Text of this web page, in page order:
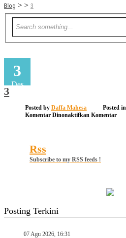
Blog > > 3
3
Des
3
Posted by Daffa Mahesa
Posted in
Komentar Dinonaktifkan pada
Komentar
Rss
Subscribe to my RSS feeds !
Posting Terkini
07 Agu 2026, 16:31